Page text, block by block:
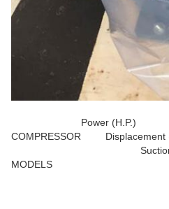
COMPRESSOR
Power (H.P.)
MODELS